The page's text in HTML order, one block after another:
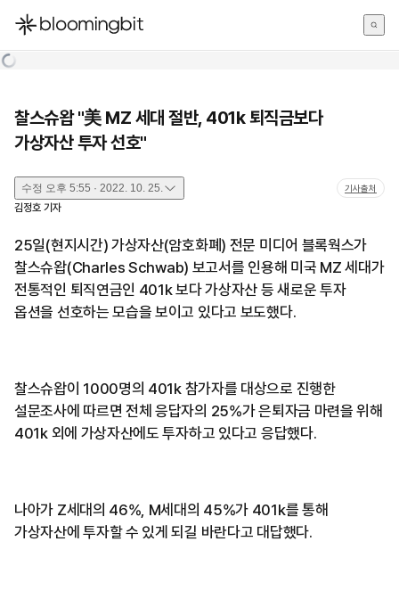
한국어
찰스슈왑 "美 MZ 세대 절반, 401k 퇴직금보다
가상자산 투자 선호"
수정 오후 5:55 · 2022. 10. 25. 기사출처
김정호 기자
25일(현지시간) 가상자산(암호화폐) 전문 미디어 블록웍스가
찰스슈왑(Charles Schwab) 보고서를 인용해 미국 MZ 세대가
전통적인 퇴직연금인 401k 보다 가상자산 등 새로운 투자
옵션을 선호하는 모습을 보이고 있다고 보도했다.
찰스슈왑이 1000명의 401k 참가자를 대상으로 진행한
설문조사에 따르면 전체 응답자의 25%가 은퇴자금 마련을 위해
401k 외에 가상자산에도 투자하고 있다고 응답했다.
나아가 Z세대의 46%, M세대의 45%가 401k를 통해
가상자산에 투자할 수 있게 되길 바란다고 대답했다.